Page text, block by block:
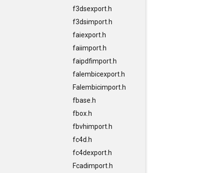
f3dsexport.h
f3dsimport.h
faiexport.h
faiimport.h
faipdfimport.h
falembicexport.h
Falembicimport.h
fbase.h
fbox.h
fbvhimport.h
fc4d.h
fc4dexport.h
Fcadimport.h